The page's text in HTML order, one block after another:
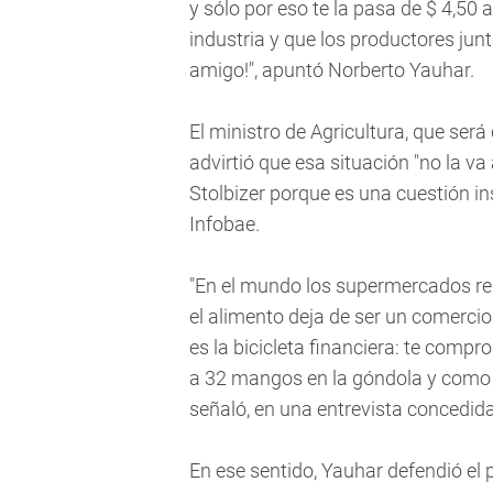
y sólo por eso te la pasa de $ 4,50
industria y que los productores
amigo!", apuntó Norberto Yauhar.
El ministro de Agricultura, que
advirtió que esa situación "no la
Stolbizer porque es una cuestión
Infobae.
"En el mundo los supermercados
el alimento deja de ser un
es la bicicleta financiera: te
a 32 mangos en la góndola y
señaló, en una entrevista
En ese sentido, Yauhar defendió